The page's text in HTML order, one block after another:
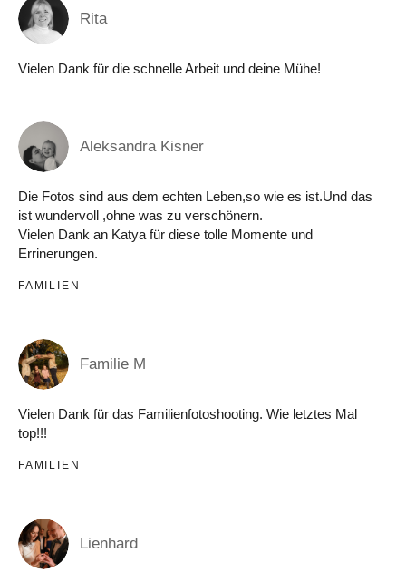
Rita
Vielen Dank für die schnelle Arbeit und deine Mühe!
Aleksandra Kisner
Die Fotos sind aus dem echten Leben,so wie es ist.Und das
ist wundervoll ,ohne was zu verschönern.
Vielen Dank an Katya für diese tolle Momente und
Errinerungen.
FAMILIEN
Familie M
Vielen Dank für das Familienfotoshooting. Wie letztes Mal
top!!!
FAMILIEN
Lienhard